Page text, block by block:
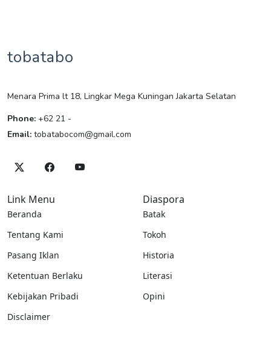
tobatabo
Menara Prima lt 18, Lingkar Mega Kuningan Jakarta Selatan
Phone: +62 21 -
Email: tobatabocom@gmail.com
Link Menu
Beranda
Tentang Kami
Pasang Iklan
Ketentuan Berlaku
Kebijakan Pribadi
Disclaimer
Diaspora
Batak
Tokoh
Historia
Literasi
Opini